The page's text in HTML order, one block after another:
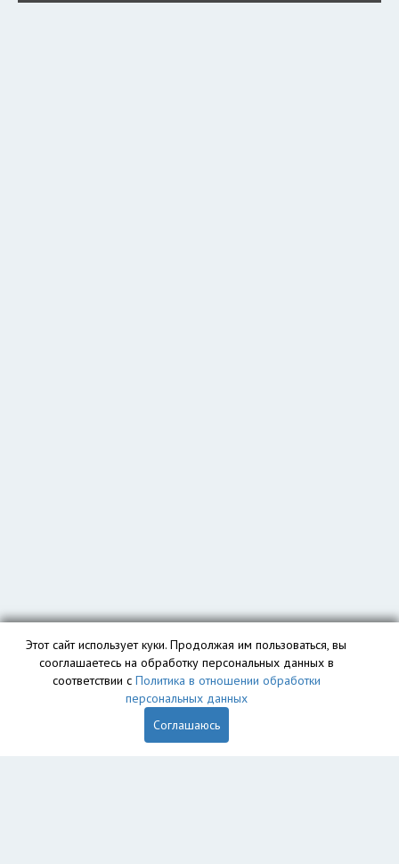
Этот сайт использует куки. Продолжая им пользоваться, вы
сооглашаетесь на обработку персональных данных в
соответствии с Политика в отношении обработки
персональных данных
Соглашаюсь